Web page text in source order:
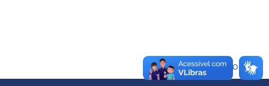
Voltar ao topo